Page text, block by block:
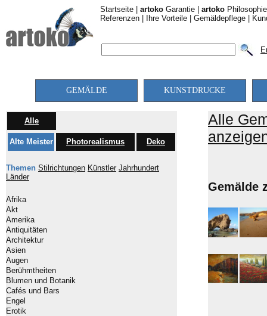
Startseite artoko Garantie artoko Philosophie
Referenzen
Ihre Vorteile Gemäldepflege
GEMÄLDE KUNSTDRUCKE
Alle
Alte Meister Photorealismus Deko
Themen Stilrichtungen Künstler Jahrhundert
Länder
Afrika
Akt
Amerika
Antiquitäten
Architektur
Asien
Augen
Berühmtheiten
Blumen und Botanik
Cafés und Bars
Engel
Erotik
Alle
Gemälde